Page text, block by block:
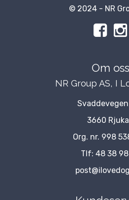
© 2024 - NR
Om oss
NR Group AS, I
3660
Org. nr. 998
Tlf: 48 38